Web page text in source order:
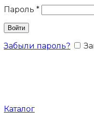
Пароль *
Войти
Забыли пароль?
Каталог